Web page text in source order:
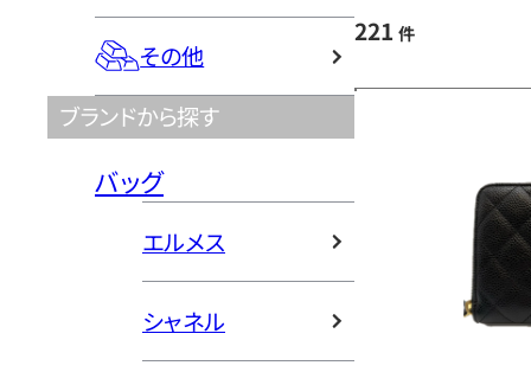
その他
ブランドから探す
バッグ
エルメス
シャネル
221 件